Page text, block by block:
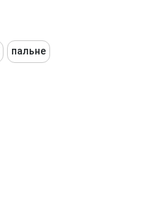
пальне